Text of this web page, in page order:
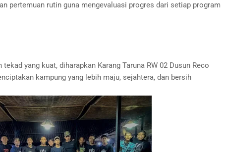
pertemuan rutin guna mengevaluasi progres dari setiap program
yang kuat, diharapkan Karang Taruna RW 02 Dusun Reco
kampung yang lebih maju, sejahtera, dan bersih